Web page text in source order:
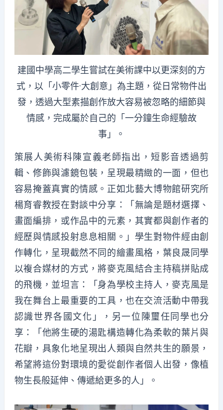
建國中學高二學生嘗試在美術課中以更深刻的方
式，以「小零件·大創意」為主題，從日常物件出
發，透過大型素描創作放大容易被忽略的細節與
情感，完成屬於自己的「一分鐘生命經驗故
事」。
策展人美術科陳宣義老師指出，短影音透過剪
輯、修飾與濾鏡包裝，呈現最精緻的一面，但也
容易掩蓋真實的情感。正如北藝大博物館研究所
楊育睿教授在對談中分享：「無論是題材選擇、
畫面編排，或作品中的元素，其實都與創作者的
經歷與情感投射息息相關。」學生對物件經由創
作轉化，呈現截然不同的繪畫風格，葉良晟同學
以複合媒材的方式，將麥克風結合主持稿拼貼成
的飛機，並坦言：「身為學校主持人，麥克風是
我在舞台上最重要的工具，也在交流活動中帶我
認識世界各國文化」，另一位陳璽任同學也分
享：「他將生硬的湯匙構造轉化為柔軟的葉片與
花瓣，具象化地呈現出人類與自然共生的願景，
希望將這份對環境的愛從創作者個人出發，像植
物生長般延伸、傳遞給更多的人」。